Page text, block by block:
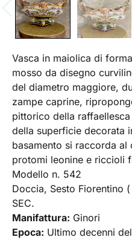
Vasca in maiolica di
mosso da disegno
del diametro maggiore,
zampe caprine,
pittorico della
della superficie decorata
basamento si raccorda
protomi leonine e riccioli
Modello n. 542
Doccia, Sesto Fiorentino
SEC.
Manifattura: Ginori
Epoca: Ultimo decenni